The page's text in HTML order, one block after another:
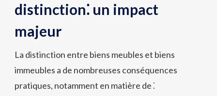
distinction⁚ un impact
majeur
La distinction entre biens meubles et biens
immeubles a de nombreuses conséquences
pratiques, notamment en matière de ⁚